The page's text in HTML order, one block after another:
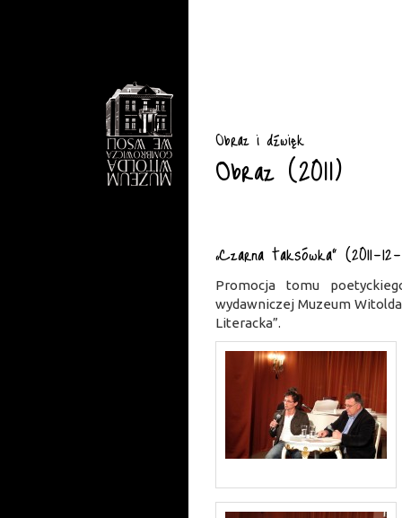
Obraz i dźwięk
Obraz (2011)
„Czarna taksówka” (2011-
Promocja tomu
wydawniczej Muzeum
Literacka”.